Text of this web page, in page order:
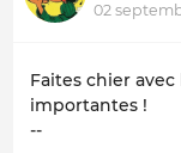
02
Faites chier avec
importantes !
--